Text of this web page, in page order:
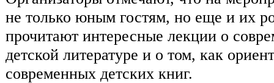
не только юным гостям, но еще и их
прочитают интересные лекции о
детской литературе и о том, как
современных детских книг.